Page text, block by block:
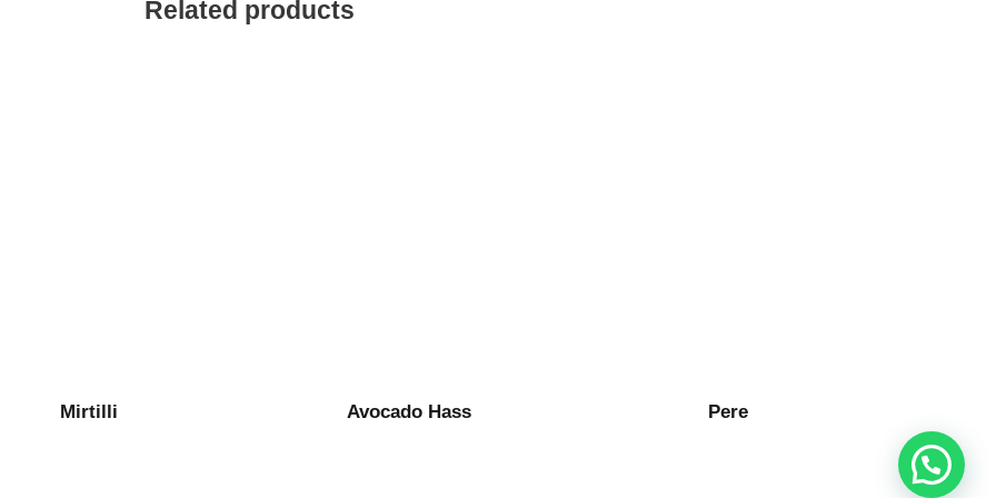
Related products
Mirtilli Avocado Hass Pere
20137 MILANO – Stand A54